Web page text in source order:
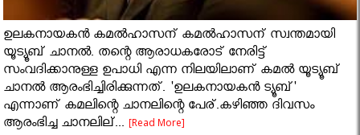
ഉലകനായകന്‍ കമല്‍ഹാസന്‌ കമല്‍ഹാസന് സ്വന്തമായി
യൂട്യൂബ് ചാനല്‍. തന്റെ ആരാധകരോട് നേരിട്ട്
സംവദിക്കാനുള്ള ഉപാധി എന്ന നിലയിലാണ് കമല്‍ യൂട്യൂബ്
ചാനല്‍ ആരംഭിച്ചിരിക്കുന്നത്. 'ഉലകനായകന്‍ ട്യൂബ്'
എന്നാണ് കമലിന്റെ ചാനലിന്റെ പേര്.കഴിഞ്ഞ ദിവസം
ആരംഭിച്ച ചാനലില്...[Read More]